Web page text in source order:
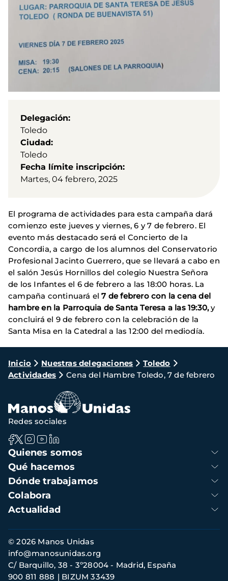
Delegación
Toledo
Ciudad
Toledo
Fecha límite inscripción
Martes, 04 febrero, 2025
El programa de actividades para esta campaña dará
comienzo este jueves y viernes, 6 y 7 de febrero. El
evento más destacado será el Concierto de la
Concordia, a cargo de los alumnos del Conservatorio
Profesional Jacinto Guerrero, que se llevará a cabo en
el salón Jesús Hornillos del colegio Nuestra Señora
de los Infantes el 6 de febrero a las 18:00 horas. La
campaña continuará el7 de febrero con la cena del
hambre en la Parroquia de Santa Teresa a las 19:30,y
concluirá el 9 de febrero con la celebración de la
Santa Misa en la Catedral a las 12:00 del mediodía.
Ruta
de
navegación
Inicio Nuestras delegaciones
Toledo
Actividades
Cena del Hambre Toledo, 7 de febrero
Navegación
principal
Quienes somos
Qué hacemos
Dónde trabajamos
Colabora
Actualidad
Redes sociales
Información
de
contacto
© 2026 Manos Unidas
C/ Barquillo, 38 - 3º28004 - Madrid, España
900 811 888
BIZUM 33439
info@manosunidas.org